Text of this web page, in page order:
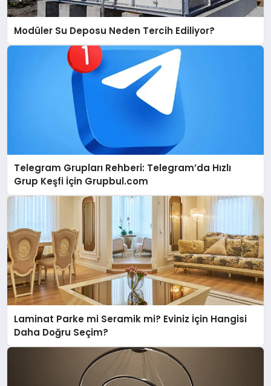
Modüler Su Deposu Neden Tercih Ediliyor?
Telegram Grupları Rehberi: Telegram’da Hızlı
Grup Keşfi İçin Grupbul.com
Laminat Parke mi Seramik mi? Eviniz İçin Hangisi
Daha Doğru Seçim?